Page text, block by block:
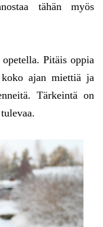
tähän myös
Pitäis oppia
koko ajan miettiä ja
Tärkeintä on